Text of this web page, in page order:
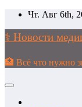
Перейти
содержимому
Чт. Авг 6th,
⚕️ Новости
🏥 Всё что нужно